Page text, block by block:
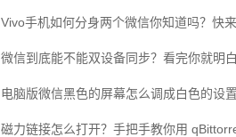
Vivo手机如何分身两个微信你知道吗？快
微信到底能不能双设备同步？看完你就明
电脑版微信黑色的屏幕怎么调成白色的设
磁力链接怎么打开？手把手教你用